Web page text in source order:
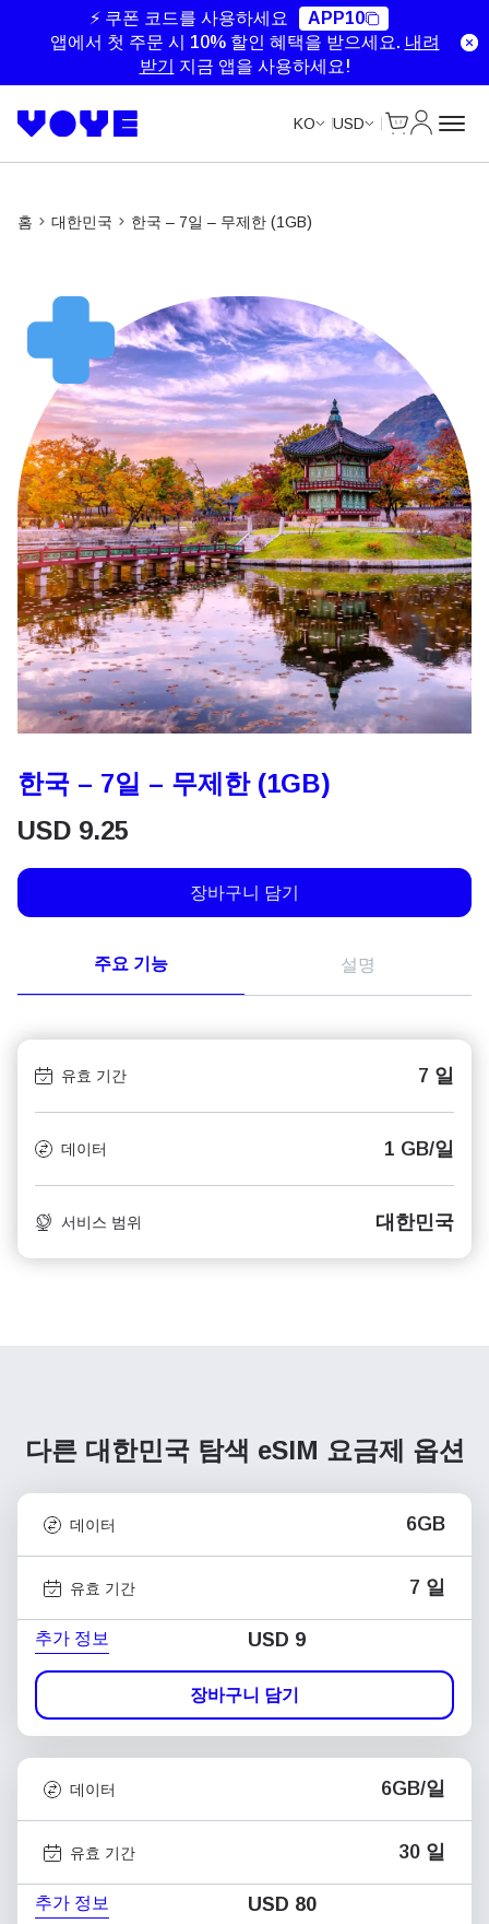
⚡ 쿠폰 코드를 사용하세요
APP10
앱에서 첫 주문 시 10% 할인 혜택을 받으세요. 내려
받기
지금 앱을 사용하세요!
KO USD
홈 대한민국 한국 – 7일 – 무제한 (1GB)
한국 – 7일 – 무제한 (1GB)
USD 9.25
장바구니 담기
주요 기능 설명
유효 기간 7 일
데이터 1 GB/일
서비스 범위 대한민국
다른 대한민국 탐색 eSIM 요금제 옵션
데이터 6GB
유효 기간 7 일
추가 정보 USD 9
장바구니 담기
Unlimited Data
데이터 6GB/일
유효 기간 30 일
추가 정보 USD 80
Unlimited Data
Unlimited Data